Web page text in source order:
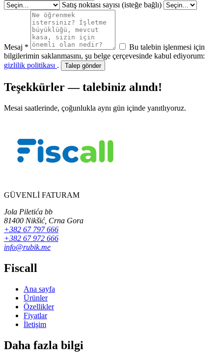
Satış noktası sayısı (isteğe bağlı)
Mesaj *
Bu talebin işlenmesi için
bilgilerimin saklanmasını, şu belge çerçevesinde kabul ediyorum:
gizlilik politikası . Talep gönder
Teşekkürler — talebiniz alındı!
Mesai saatlerinde, çoğunlukla aynı gün içinde yanıtlıyoruz.
GÜVENLİ FATURAM
Jola Piletića bb
81400 Nikšić, Crna Gora
+382 67 797 666
+382 67 972 666
info@rubik.me
Fiscall
Ana sayfa
Ürünler
Özellikler
Fiyatlar
İletişim
Daha fazla bilgi